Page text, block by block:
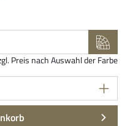
Preis nach Auswahl der Farbe
gewünschten